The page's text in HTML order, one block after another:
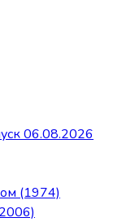
06.08.2026
(1974)